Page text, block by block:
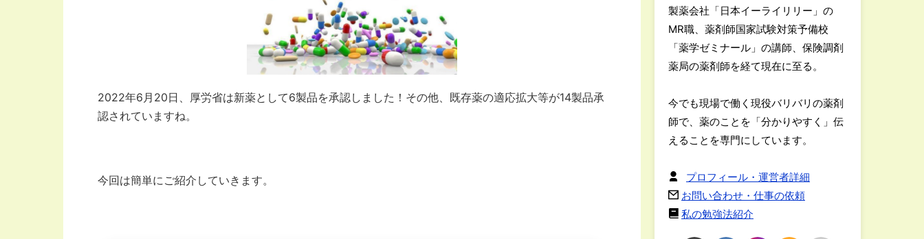
2022年6月20日、厚労省は新薬として6製品を承認しました！その他、既存薬の適応拡大等が14製品承
認されていますね。
今回は簡単にご紹介していきます。
製薬会社「日本イーライリリー」の
MR職、薬剤師国家試験対策予備校
「薬学ゼミナール」の講師、保険調剤
薬局の薬剤師を経て現在に至る。
今でも現場で働く現役バリバリの薬剤
師で、薬のことを「分かりやすく」伝
えることを専門にしています。
プロフィール・運営者詳細
お問い合わせ・仕事の依頼
私の勉強法紹介